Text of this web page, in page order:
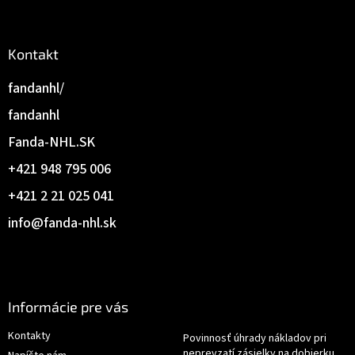
Kontakt
info@fanda-nhl.sk
+421 2 21 025 041
+421 948 795 006
Fanda-NHL.SK
fandanhl
fandanhl/
Informácie pre vás
Kontakty
Povinnosť úhrady nákladov pri